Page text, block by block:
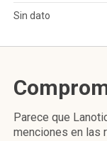
Sin dato
Parece que
menciones en las